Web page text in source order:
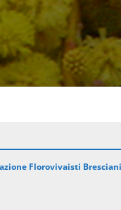
Florovivaisti Bresciani